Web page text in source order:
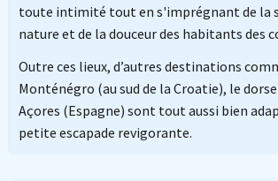
toute intimité tout en s'imprégnant de la
nature et de la douceur des habitants des
Outre ces lieux, d’autres destinations
Monténégro (au sud de la Croatie), le
Açores (Espagne) sont tout aussi bien
petite escapade revigorante.